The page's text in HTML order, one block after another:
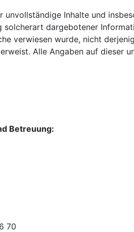
unvollständige Inhalte und
solcherart dargebotener
verwiesen wurde, nicht
Alle Angaben auf dieser
Betreuung:
70